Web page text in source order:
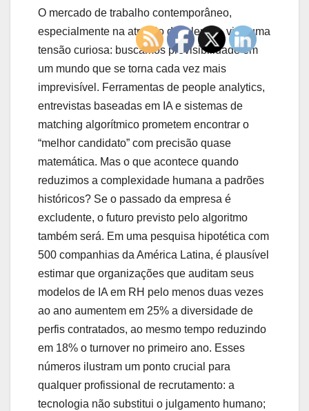
O mercado de trabalho contemporâneo,
especialmente na atração de talentos, vive uma
tensão curiosa: buscamos previsibilidade em
um mundo que se torna cada vez mais
imprevisível. Ferramentas de people analytics,
entrevistas baseadas em IA e sistemas de
matching algorítmico prometem encontrar o
“melhor candidato” com precisão quase
matemática. Mas o que acontece quando
reduzimos a complexidade humana a padrões
históricos? Se o passado da empresa é
excludente, o futuro previsto pelo algoritmo
também será. Em uma pesquisa hipotética com
500 companhias da América Latina, é plausível
estimar que organizações que auditam seus
modelos de IA em RH pelo menos duas vezes
ao ano aumentem em 25% a diversidade de
perfis contratados, ao mesmo tempo reduzindo
em 18% o turnover no primeiro ano. Esses
números ilustram um ponto crucial para
qualquer profissional de recrutamento: a
tecnologia não substitui o julgamento humano;